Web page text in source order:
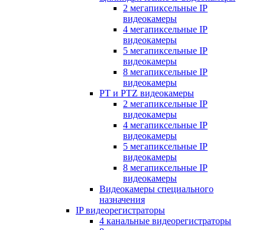
2 мегапиксельные IP
видеокамеры
4 мегапиксельные IP
видеокамеры
5 мегапиксельные IP
видеокамеры
8 мегапиксельные IP
видеокамеры
PT и PTZ видеокамеры
2 мегапиксельные IP
видеокамеры
4 мегапиксельные IP
видеокамеры
5 мегапиксельные IP
видеокамеры
8 мегапиксельные IP
видеокамеры
Видеокамеры специального
назначения
IP видеорегистраторы
4 канальные видеорегистраторы